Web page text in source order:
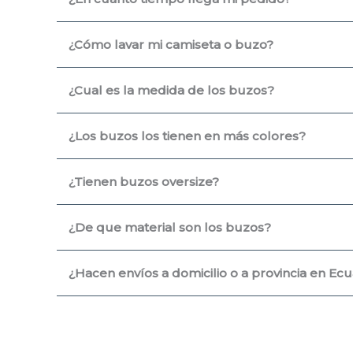
¿Cómo lavar mi camiseta o buzo?
¿Cual es la medida de los buzos?
¿Los buzos los tienen en más colores?
¿Tienen buzos oversize?
¿De que material son los buzos?
¿Hacen envíos a domicilio o a provincia en